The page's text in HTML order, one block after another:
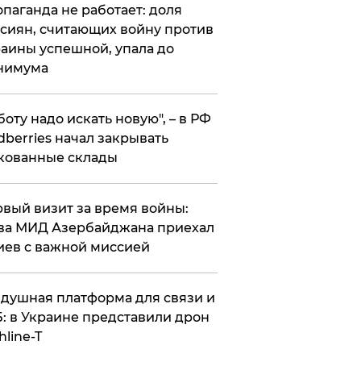
не работает: доля
считающих войну против
успешной, упала до
надо искать новую", – в РФ
начал закрывать
склады
визит за время войны:
МИД Азербайджана приехал
с важной миссией
платформа для связи и
в Украине представили дрон
T